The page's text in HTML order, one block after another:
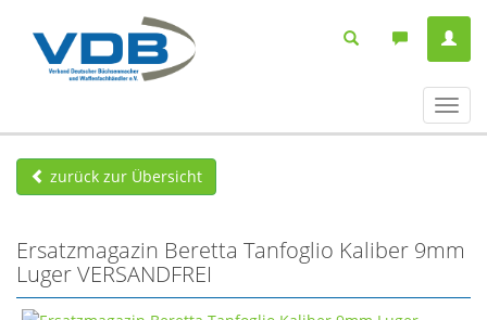
ein-/
zurück zur Übersicht
Ersatzmagazin Beretta Tanfoglio Kaliber 9mm
Luger VERSANDFREI